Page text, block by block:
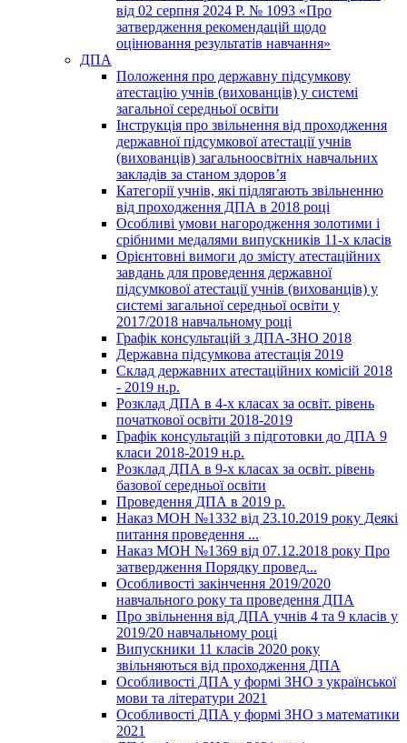
від 02 серпня 2024 Р. № 1093 «Про
затвердження рекомендацій щодо
оцінювання результатів навчання»
ДПА
Положення про державну підсумкову
атестацію учнів (вихованців) у системі
загальної середньої освіти
Інструкція про звільнення від проходження
державної підсумкової атестації учнів
(вихованців) загальноосвітніх навчальних
закладів за станом здоров’я
Категорії учнів, які підлягають звільненню
від проходження ДПА в 2018 році
Особливі умови нагородження золотими і
срібними медалями випускників 11-х класів
Орієнтовні вимоги до змісту атестаційних
завдань для проведення державної
підсумкової атестації учнів (вихованців) у
системі загальної середньої освіти у
2017/2018 навчальному році
Графік консультацій з ДПА-ЗНО 2018
Державна підсумкова атестація 2019
Склад державних атестаційних комісій 2018
- 2019 н.р.
Розклад ДПА в 4-х класах за освіт. рівень
початкової освіти 2018-2019
Графік консультацій з підготовки до ДПА 9
класи 2018-2019 н.р.
Розклад ДПА в 9-х класах за освіт. рівень
базової середньої освіти
Проведення ДПА в 2019 р.
Наказ МОН №1332 від 23.10.2019 року Деякі
питання проведення ...
Наказ МОН №1369 від 07.12.2018 року Про
затвердження Порядку провед...
Особливості закінчення 2019/2020
навчального року та проведення ДПА
Про звільнення від ДПА учнів 4 та 9 класів у
2019/20 навчальному році
Випускники 11 класів 2020 року
звільняються від проходження ДПА
Особливості ДПА у формі ЗНО з української
мови та літератури 2021
Особливості ДПА у формі ЗНО з математики
2021